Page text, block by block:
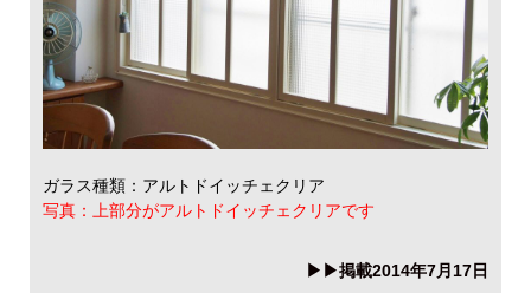
ガラス種類：アルトドイッチェクリア
写真：上部分がアルトドイッチェクリアです
▶▶掲載2014年7月17日